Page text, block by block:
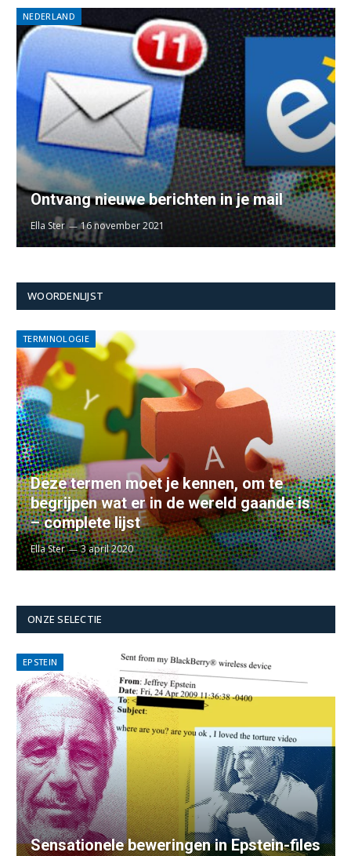
NEDERLAND
Ontvang nieuwe berichten in je mail
Ella Ster 16 november 2021
WOORDENLIJST
TERMINOLOGIE
Deze termen moet je kennen, om te
begrijpen wat er in de wereld gaande is
– complete lijst
Ella Ster 3 april 2020
ONZE SELECTIE
EPSTEIN
Sensationele beweringen in Epstein-files